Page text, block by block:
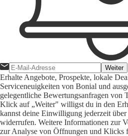
Weiter
Erhalte Angebote, Prospekte, lokale
Serviceneuigkeiten von Bonial und
gelegentliche Bewertungsanfragen
Klick auf „Weiter" willigst du in den
kannst deine Einwilligung jederzeit
widerrufen. Weitere Informationen zur
zur Analyse von Öffnungen und Klicks